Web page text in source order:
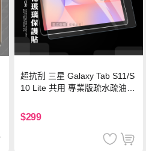
超抗刮 三星 Galaxy Tab S11/S
10 Lite 共用 專業版疏水疏油9
$299